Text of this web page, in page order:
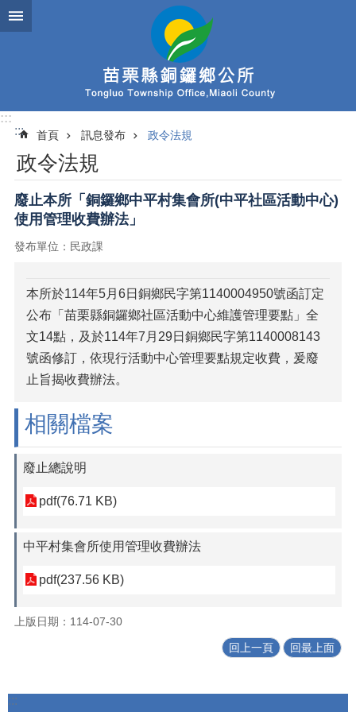
跳到主要內容區塊
:::
:::
首頁 訊息發布 政令法規
政令法規
廢止本所「銅鑼鄉中平村集會所(中平社區活動中心)
使用管理收費辦法」
發布單位：民政課
本所於114年5月6日銅鄉民字第1140004950號函訂定
公布「苗栗縣銅鑼鄉社區活動中心維護管理要點」全
文14點，及於114年7月29日銅鄉民字第1140008143
號函修訂，依現行活動中心管理要點規定收費，爰廢
止旨揭收費辦法。
相關檔案
廢止總說明
pdf(76.71 KB)
中平村集會所使用管理收費辦法
pdf(237.56 KB)
上版日期：114-07-30
回上一頁 回最上面
:::